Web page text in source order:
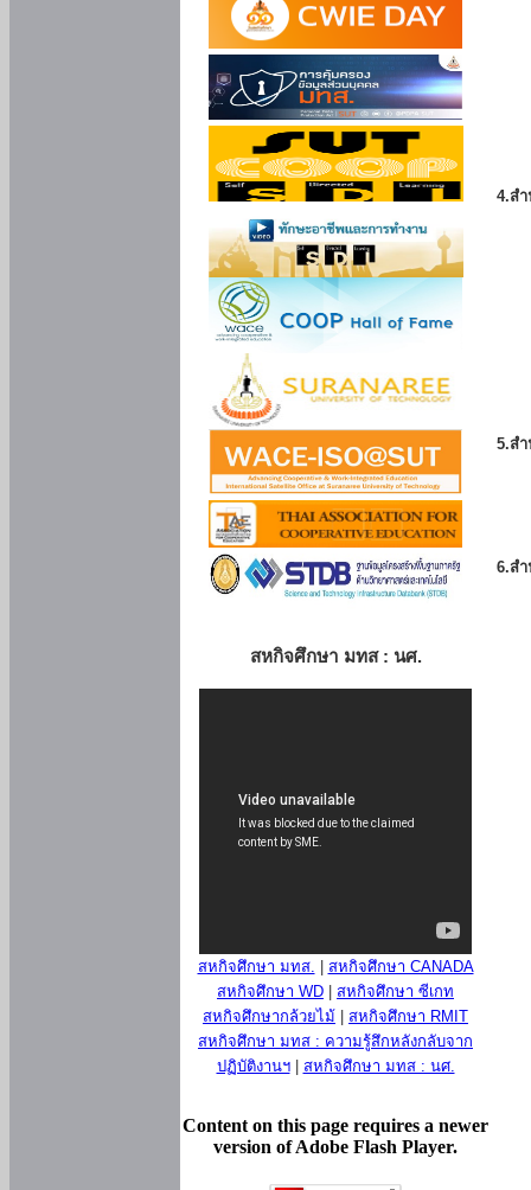
สหกิจศึกษา มทส : นศ.
สหกิจศึกษา มทส.
สหกิจศึกษา CANADA
สหกิจศึกษา WD
สหกิจศึกษา ซีเกท
สหกิจศึกษากล้วยไม้
สหกิจศึกษา RMIT
สหกิจศึกษา มทส : ความรู้สึกหลังกลับจาก
ปฏิบัติงานฯ| สหกิจศึกษา มทส : นศ.
Content on this page requires a newer
version of Adobe Flash Player.
4.ส
5.ส
6.ส